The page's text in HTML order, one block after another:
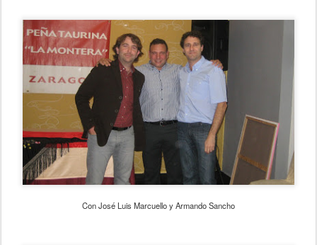
Con José Luis Marcuello y Armando Sancho